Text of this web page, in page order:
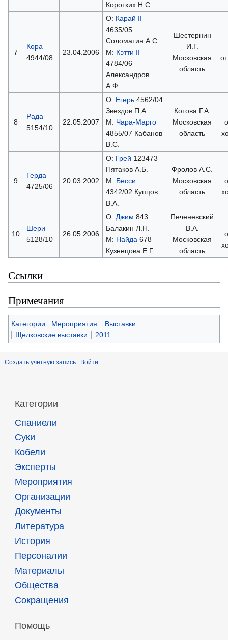
Коротких Н.С.
7
Кора
4944/08
23.04.2006
О: Карай II
4635/05
Соломатин А.С.
М: Кэтти II
4784/06
Александров
А.Ф.
Шестернин
И.Г.
Московская
область
8
Рада
5154/10
22.05.2007
О: Егерь4562/04
Звездов П.А.
М: Чара-Марго
4855/07 Кабанов
В.С.
Котова Г.А.
Московская
область
9
Герда
4725/06
20.03.2002
О: Грей 123473
Пятаков А.Б.
М: Бесси
4342/02 Купцов
В.А.
Фролов А.С.
Московская
область
10
Шери
5128/10
26.05.2006
О: Джим 843
Балакин Л.Н.
М: Найда678
Кузнецова Е.Г.
Печеневский
В.А.
Московская
область
Ссылки
Примечания
Категории: Мероприятия
Выставки
Щелковские выставки
2011
Создать учётную запись Войти
Категории
Спаниели
Суки
Кобели
Эксперты
Мероприятия
Организации
Документы
Литература
История
Персоналии
Материалы
Общества
Сокращения
Помощь